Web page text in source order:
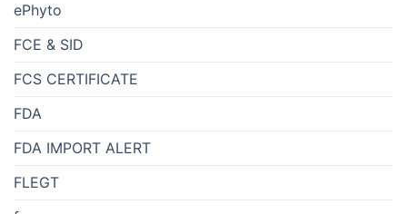
ePhyto
FCE & SID
FCS CERTIFICATE
FDA
FDA IMPORT ALERT
FLEGT